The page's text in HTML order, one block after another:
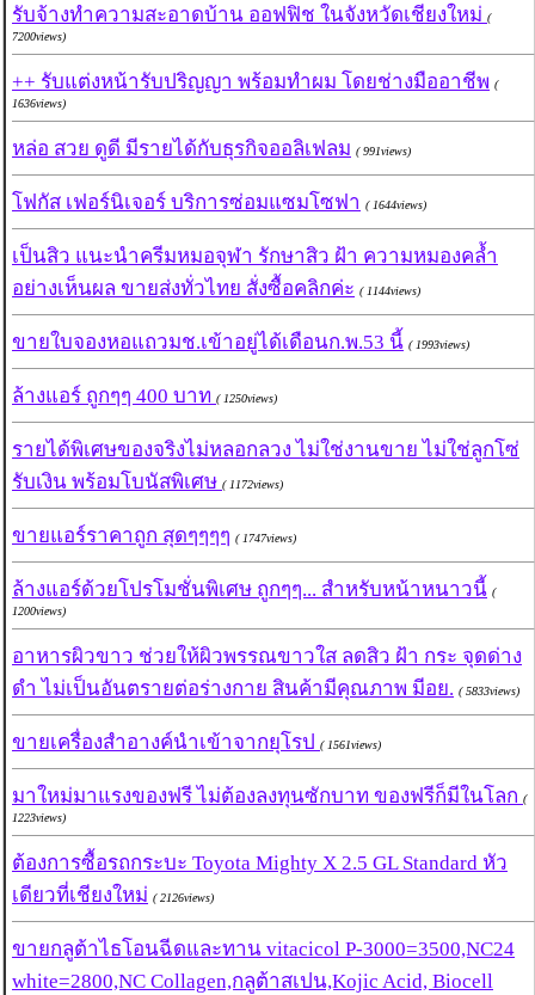
รับจ้างทำความสะอาดบ้าน ออฟฟิช ในจังหวัดเชียงใหม่ (
7200views)
++ รับแต่งหน้ารับปริญญา พร้อมทำผม โดยช่างมืออาชีพ (
1636views)
หล่อ สวย ดูดี มีรายได้กับธุรกิจออลิเฟลม ( 991views)
โฟกัส เฟอร์นิเจอร์ บริการซ่อมแซมโซฟา ( 1644views)
เป็นสิว แนะนำครีมหมอจุฬา รักษาสิว ฝ้า ความหมองคล้ำ
อย่างเห็นผล ขายส่งทั่วไทย สั่งซื้อคลิกค่ะ ( 1144views)
ขายใบจองหอแถวมช.เข้าอยู่ได้เดือนก.พ.53 นี้ ( 1993views)
ล้างแอร์ ถูกๆๆ 400 บาท ( 1250views)
รายได้พิเศษของจริงไม่หลอกลวง ไม่ใช่งานขาย ไม่ใช่ลูกโซ่
รับเงิน พร้อมโบนัสพิเศษ ( 1172views)
ขายแอร์ราคาถูก สุดๆๆๆๆ ( 1747views)
ล้างแอร์ด้วยโปรโมชั่นพิเศษ ถูกๆๆ... สำหรับหน้าหนาวนี้ (
1200views)
อาหารผิวขาว ช่วยให้ผิวพรรณขาวใส ลดสิว ฝ้า กระ จุดด่าง
ดำ ไม่เป็นอันตรายต่อร่างกาย สินค้ามีคุณภาพ มีอย. ( 5833views)
ขายเครื่องสำอางค์นำเข้าจากยุโรป ( 1561views)
มาใหม่มาแรงของฟรี ไม่ต้องลงทุนซักบาท ของฟรีก็มีในโลก (
1223views)
ต้องการซื้อรถกระบะ Toyota Mighty X 2.5 GL Standard หัว
เดียวที่เชียงใหม่ ( 2126views)
ขายกลูต้าไธโอนฉีดและทาน vitacicol P-3000=3500,NC24
white=2800,NC Collagen,กลูต้าสเปน,Kojic Acid, Biocell